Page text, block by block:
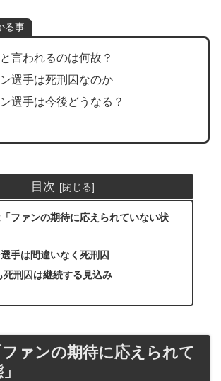
る事
言われるのは何故？
選手は死刑囚なのか
選手は今後どうなる？
目次
ファンの期待に応えられていない状
手は間違いなく死刑囚
死刑囚は継続する見込み
ァンの期待に応えられて